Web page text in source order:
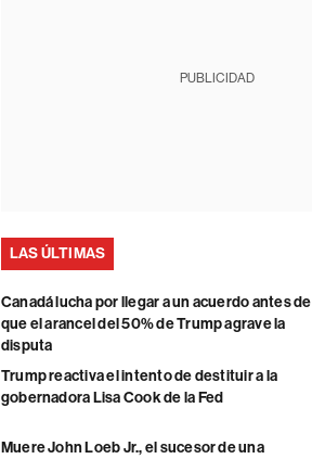
PUBLICIDAD
LAS ÚLTIMAS
Canadá lucha por llegar a un acuerdo antes de
que el arancel del 50% de Trump agrave la
disputa
Trump reactiva el intento de destituir a la
gobernadora Lisa Cook de la Fed
Muere John Loeb Jr., el sucesor de una